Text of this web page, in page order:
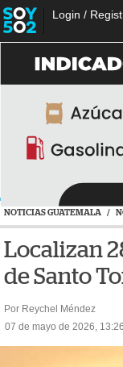
Login /
NOTICIAS GUATEMALA /
Localizan
de Santo
Por Reychel Méndez
07 de mayo de 2026, 13:26